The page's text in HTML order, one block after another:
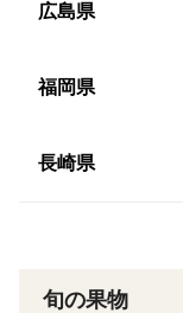
箱詰めは手作業
もあります。ご理
広島県
福岡県
長崎県
旬の果物